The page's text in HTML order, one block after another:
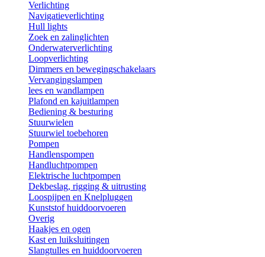
Verlichting
Navigatieverlichting
Hull lights
Zoek en zalinglichten
Onderwaterverlichting
Loopverlichting
Dimmers en bewegingschakelaars
Vervangingslampen
lees en wandlampen
Plafond en kajuitlampen
Bediening & besturing
Stuurwielen
Stuurwiel toebehoren
Pompen
Handlenspompen
Handluchtpompen
Elektrische luchtpompen
Dekbeslag, rigging & uitrusting
Loospijpen en Knelpluggen
Kunststof huiddoorvoeren
Overig
Haakjes en ogen
Kast en luiksluitingen
Slangtulles en huiddoorvoeren